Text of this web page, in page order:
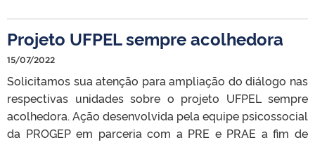
Projeto UFPEL sempre acolhedora
15/07/2022
Solicitamos sua atenção para ampliação do diálogo nas
respectivas unidades sobre o projeto UFPEL sempre
acolhedora. Ação desenvolvida pela equipe psicossocial
da PROGEP em parceria com a PRE e PRAE a fim de